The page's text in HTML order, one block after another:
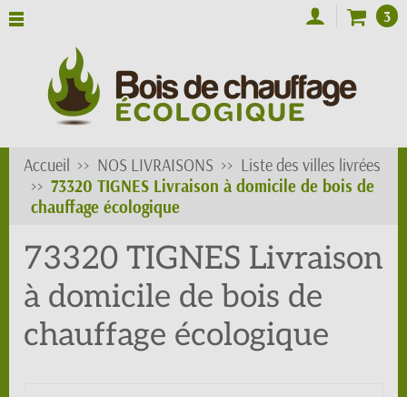
3
Accueil NOS LIVRAISONS
Liste des villes livrées
73320 TIGNES Livraison à domicile de bois de
chauffage écologique
73320 TIGNES Livraison
à domicile de bois de
chauffage écologique